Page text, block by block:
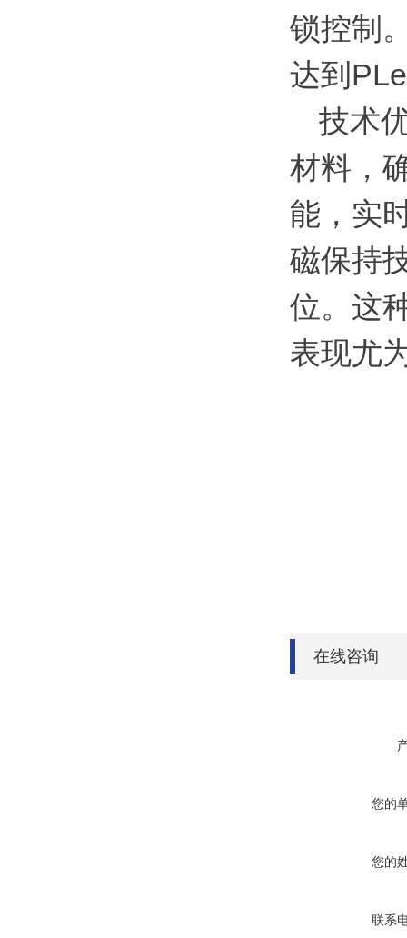
锁控制
达到
技术
材料，
能，实
磁保持
位。这
表现尤
在线咨询
您的
您的
联系